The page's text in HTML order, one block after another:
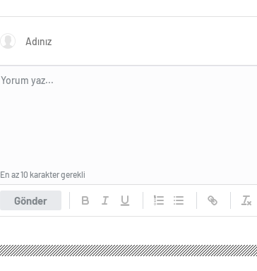
Gönder
En az 10 karakter gerekli